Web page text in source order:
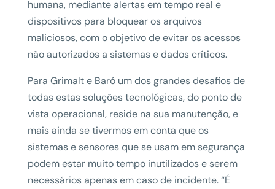
humana, mediante alertas em tempo real e
dispositivos para bloquear os arquivos
maliciosos, com o objetivo de evitar os acessos
não autorizados a sistemas e dados críticos.
Para Grimalt e Baró um dos grandes desafios de
todas estas soluções tecnológicas, do ponto de
vista operacional, reside na sua manutenção, e
mais ainda se tivermos em conta que os
sistemas e sensores que se usam em segurança
podem estar muito tempo inutilizados e serem
necessários apenas em caso de incidente. “É